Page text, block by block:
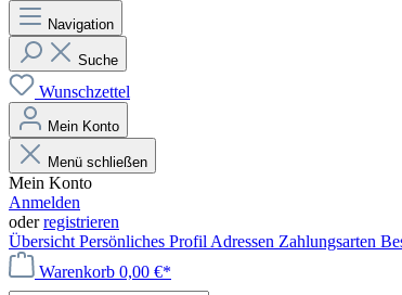
Navigation
Suche
Wunschzettel
Mein Konto
Menü schließen
Mein Konto
Anmelden
oderregistrieren
Übersicht Persönliches Profil Adressen Zahlungsarten
Warenkorb 0,00 €*